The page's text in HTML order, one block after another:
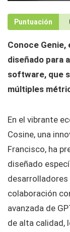
Puntuación
Conoce Genie,
diseñado para
software, que
múltiples
En el vibrante
Cosine, una
Francisco, ha
diseñado
colaboración
avanzada de
de alta calidad,